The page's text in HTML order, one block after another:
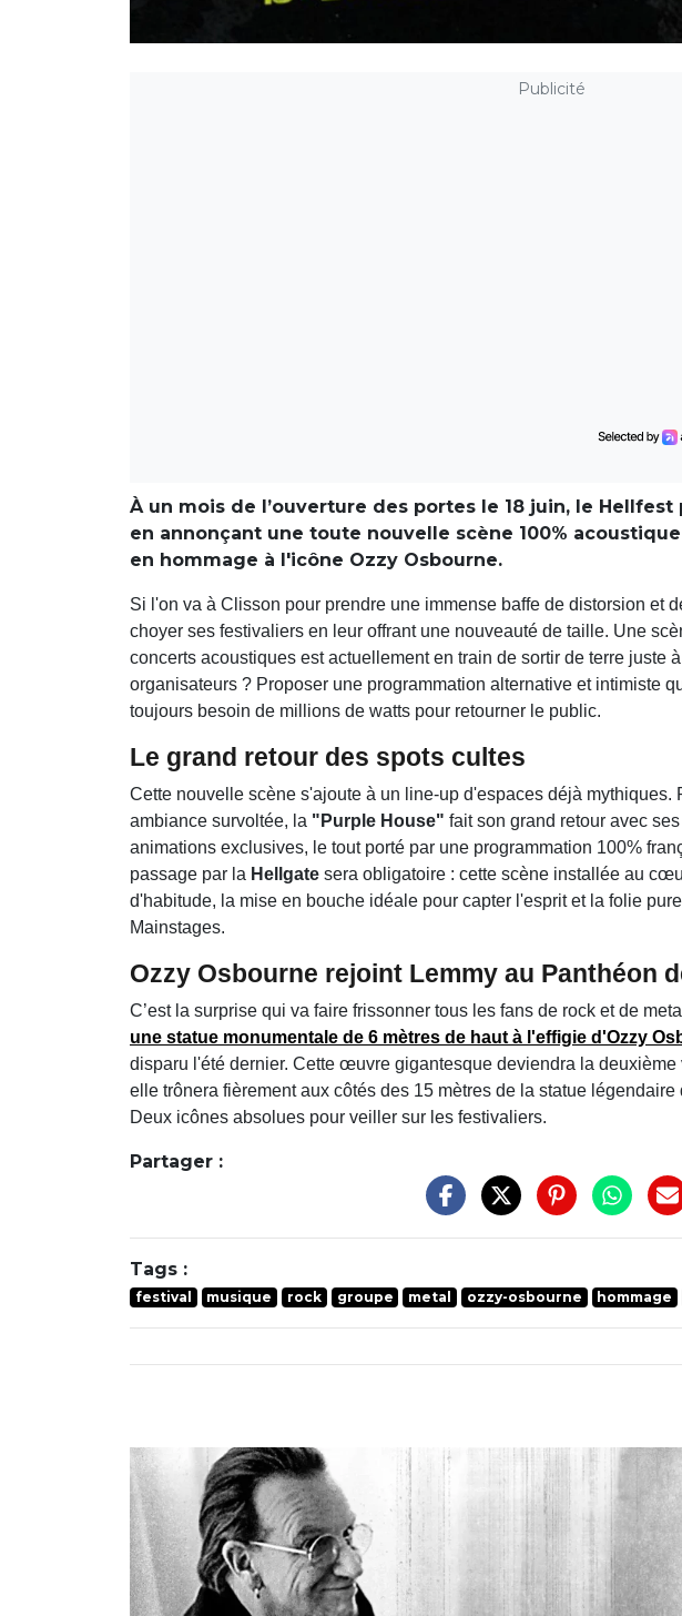
Publicité
À un mois de l’ouverture des portes le 18 juin, le
en annonçant une toute nouvelle scène 100%
en hommage à l'icône Ozzy Osbourne.
Si l'on va à Clisson pour prendre une immense baffe de distorsion et
choyer ses festivaliers en leur offrant une nouveauté de taille. Une
concerts acoustiques est actuellement en train de sortir de terre juste
organisateurs ? Proposer une programmation alternative et intimiste
toujours besoin de millions de watts pour retourner le public.
Le grand retour des spots cultes
Cette nouvelle scène s'ajoute à un line-up d'espaces déjà mythiques.
ambiance survoltée, la "Purple House" fait son grand retour avec
animations exclusives, le tout porté par une programmation 100%
passage par la Hellgate sera obligatoire : cette scène installée au
d'habitude, la mise en bouche idéale pour capter l'esprit et la folie
Mainstages.
Ozzy Osbourne rejoint Lemmy au Panthéon
C’est la surprise qui va faire frissonner tous les fans de rock et de
une statue monumentale de 6 mètres de haut à l'effigie d'Ozzy
disparu l'été dernier. Cette œuvre gigantesque deviendra la
elle trônera fièrement aux côtés des 15 mètres de la statue légendaire
Deux icônes absolues pour veiller sur les festivaliers.
Partager :
Tags :
festival musique rock groupe metal ozzy-osbourne hommage